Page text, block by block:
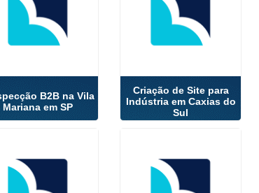
B2B na Vila
Mariana em SP
Criação de Site para
Indústria em Caxias do
Sul